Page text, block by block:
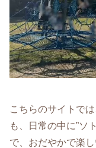
こちらのサイトで
も、日常の中に”ソ
で、おだやかで楽